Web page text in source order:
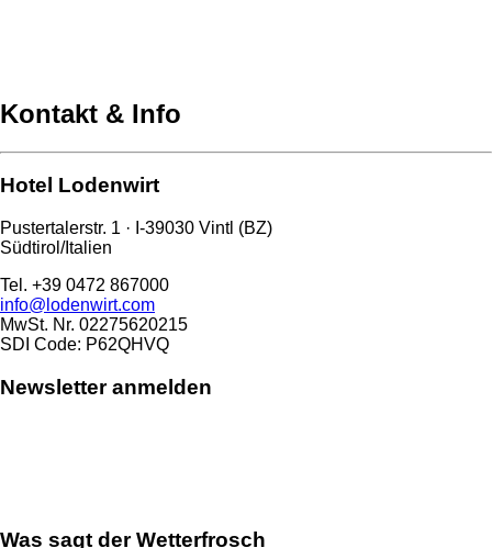
Kontakt & Info
Hotel Lodenwirt
Pustertalerstr. 1 · I-39030 Vintl (BZ)
Südtirol/Italien
Tel. +39 0472 867000
info@lodenwirt.com
MwSt. Nr. 02275620215
SDI Code: P62QHVQ
Newsletter anmelden
Was sagt der Wetterfrosch